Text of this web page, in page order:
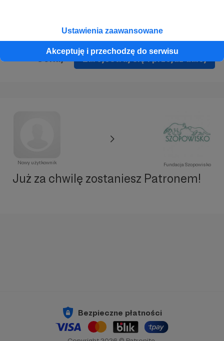
Ustawienia zaawansowane
Akceptuję i przechodzę do serwisu
Zarejestruj się i przejdź dalej
Nowy użytkownik Fundacja Szopowisko
Już za chwilę zostaniesz Patronem!
Bezpieczne płatności